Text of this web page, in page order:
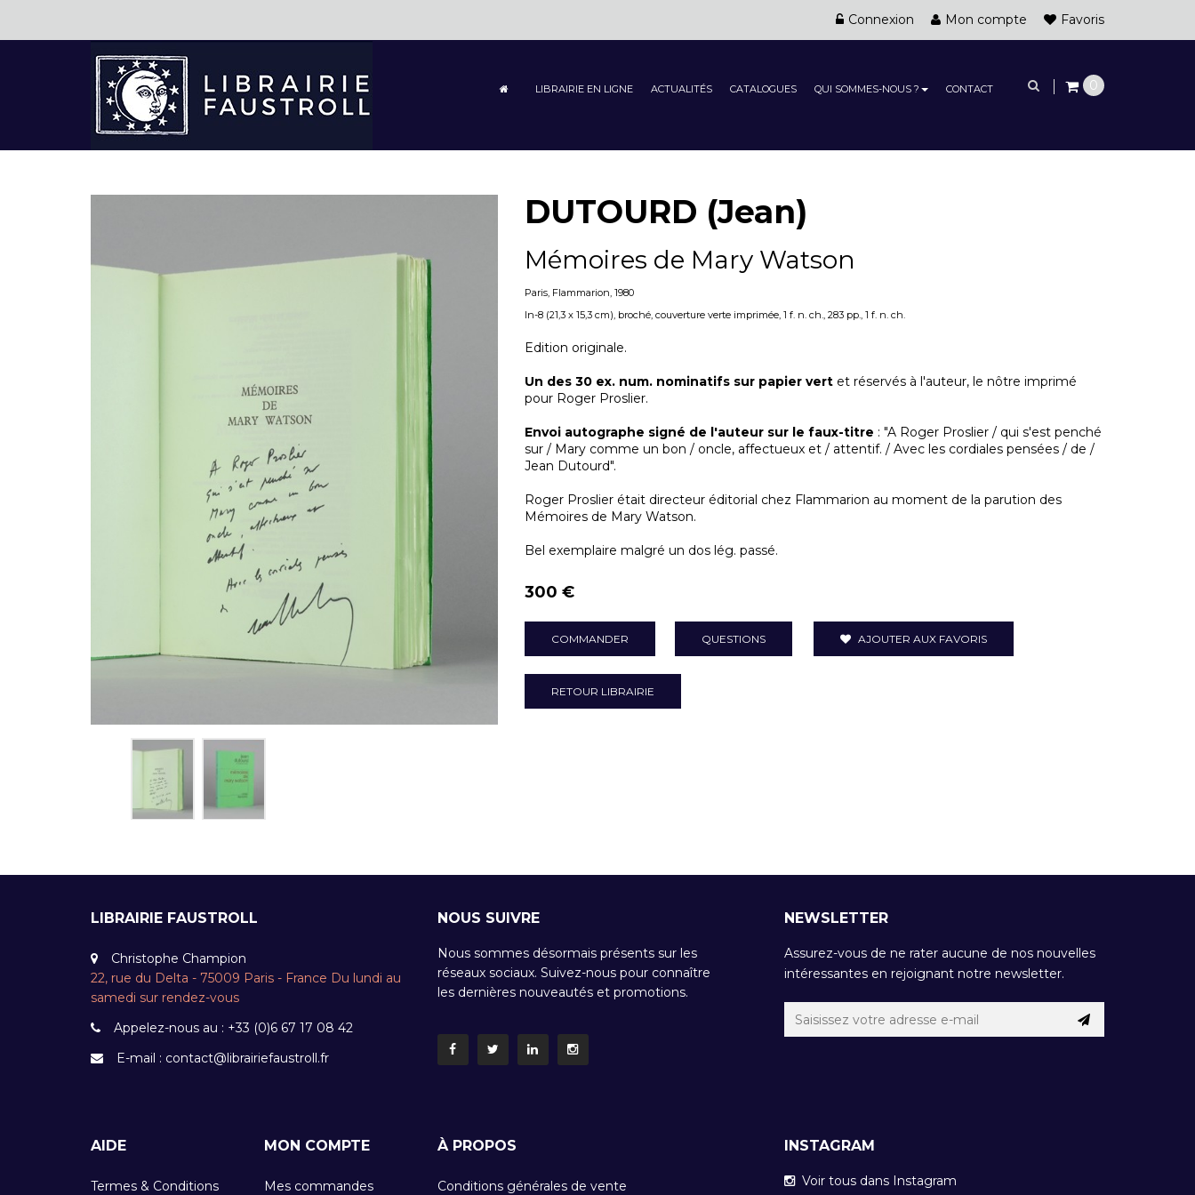
Connexion Mon compte Favoris
LIBRAIRIE EN LIGNE ACTUALITÉS CATALOGUES QUI SOMMES-NOUS ? CONTACT 0
DUTOURD (Jean)
Mémoires de Mary Watson
Paris, Flammarion, 1980
In-8 (21,3 x 15,3 cm), broché, couverture verte imprimée, 1 f. n. ch., 283 pp., 1 f. n. ch.
Edition originale.
Un des 30 ex. num. nominatifs sur papier vertet réservés à l'auteur, le nôtre imprimé
pour Roger Proslier.
Envoi autographe signé de l'auteur sur le faux-titre : "A Roger Proslier / qui s'est penché
sur / Mary comme un bon / oncle, affectueux et / attentif. / Avec les cordiales pensées / de /
Jean Dutourd".
Roger Proslier était directeur éditorial chez Flammarion au moment de la parution des
Mémoires de Mary Watson.
Bel exemplaire malgré un dos lég. passé.
300 €
COMMANDER QUESTIONS AJOUTER AUX FAVORIS
RETOUR LIBRAIRIE
LIBRAIRIE FAUSTROLL
Christophe Champion
22, rue du Delta - 75009 Paris - France Du lundi au
samedi sur rendez-vous
Appelez-nous au : +33 (0)6 67 17 08 42
E-mail : contact@librairiefaustroll.fr
NOUS SUIVRE
Nous sommes désormais présents sur les
réseaux sociaux. Suivez-nous pour connaître
les dernières nouveautés et promotions.
NEWSLETTER
Assurez-vous de ne rater aucune de nos nouvelles
intéressantes en rejoignant notre newsletter.
AIDE
Termes & Conditions
MON COMPTE
Mes commandes
À PROPOS
Conditions générales de vente
INSTAGRAM
Voir tous dans Instagram